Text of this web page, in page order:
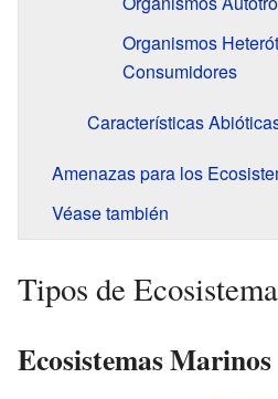
Organismos
Consumidores
Características
Amenazas para los
Véase también
Tipos de
Ecosistemas Marinos